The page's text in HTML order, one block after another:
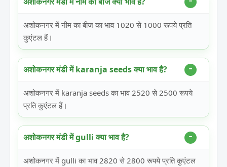
अशोकनगर में नीम का बीज का भाव 1020 से 1000 रूपये प्रति
कुएंटल हैं।
अशोकनगर मंडी में karanja seeds क्या भाव है?
अशोकनगर में karanja seeds का भाव 2520 से 2500 रूपये
प्रति कुएंटल हैं।
अशोकनगर मंडी में gulli क्या भाव है?
अशोकनगर में gulli का भाव 2820 से 2800 रूपये प्रति कुएंटल